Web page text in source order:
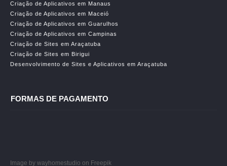
Criação de Aplicativos em Manaus
Criação de Aplicativos em Maceió
Criação de Aplicativos em Guarulhos
Criação de Aplicativos em Campinas
Criação de Sites em Araçatuba
Criação de Sites em Birigui
Desenvolvimento de Sites e Aplicativos em Araçatuba
FORMAS DE PAGAMENTO
Image by wayhomestudio on Freepik